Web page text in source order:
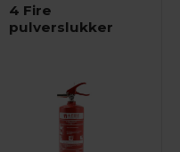
4 Fire
pulverslukker